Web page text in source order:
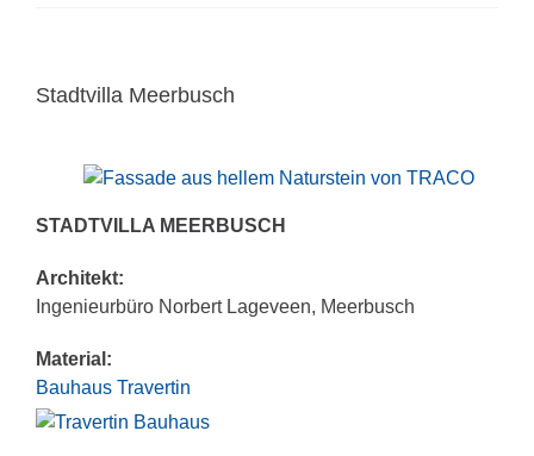
Stadtvilla Meerbusch
STADTVILLA MEERBUSCH
Architekt:
Ingenieurbüro Norbert Lageveen, Meerbusch
Material:
Bauhaus Travertin